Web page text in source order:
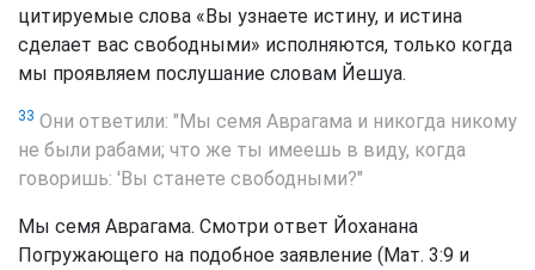
цитируемые слова «Вы узнаете истину, и истина
сделает вас свободными» исполняются, только когда
мы проявляем послушание словам Йешуа.
33 Они ответили: "Мы семя Аврагама и никогда никому
не были рабами; что же ты имеешь в виду, когда
говоришь: 'Вы станете свободными?"
Мы семя Аврагама. Смотри ответ Йоханана
Погружающего на подобное заявление (Мат. 3:9 и